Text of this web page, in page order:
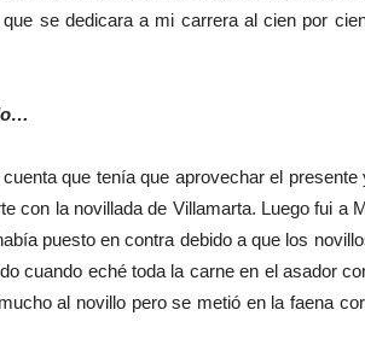
se dedicara a mi carrera al cien por
que tenía que aprovechar el presente
con la novillada de Villamarta. Luego fui a
puesto en contra debido a que los
cuando eché toda la carne en el asador
al novillo pero se metió en la faena